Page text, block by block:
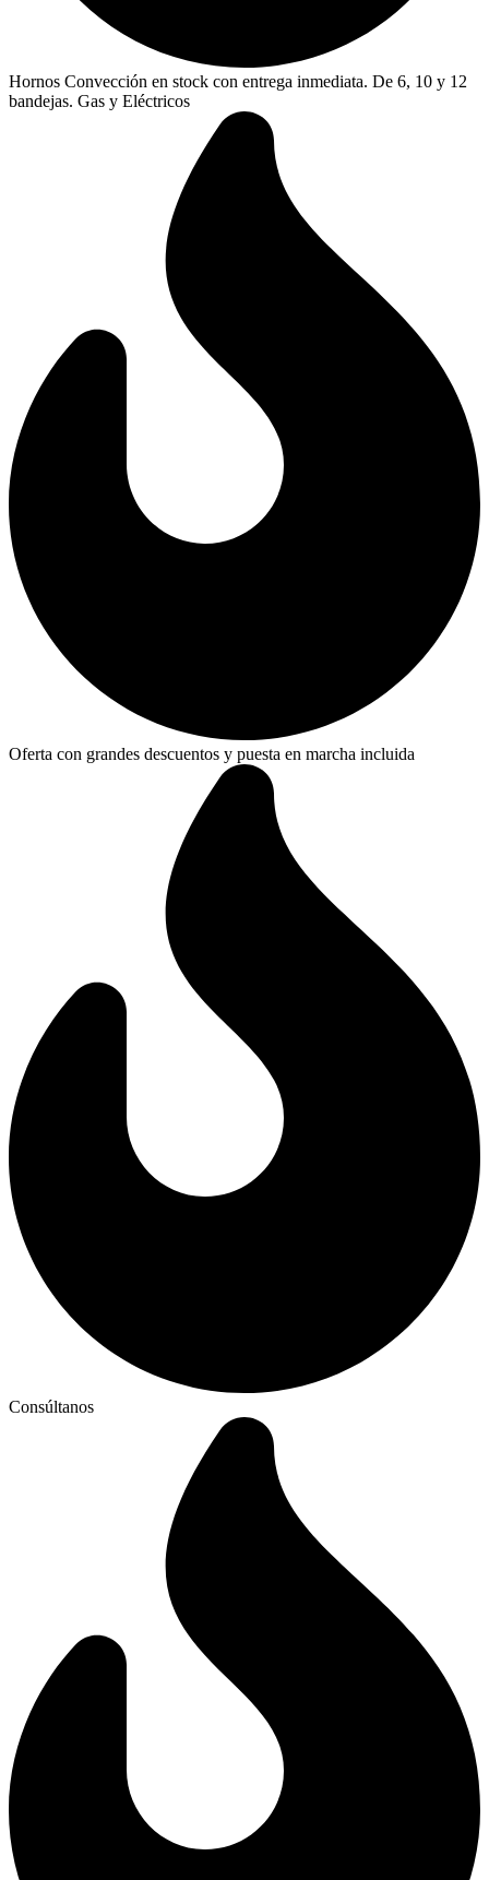
Hornos Convección en stock con entrega inmediata. De 6, 10 y 12
bandejas. Gas y Eléctricos
Oferta con grandes descuentos y puesta en marcha incluida
Consúltanos